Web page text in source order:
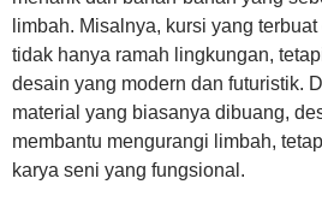
limbah. Misalnya, kursi yang
tidak hanya ramah lingkungan,
desain yang modern dan futuristik.
material yang biasanya dibuang,
membantu mengurangi limbah,
karya seni yang fungsional.